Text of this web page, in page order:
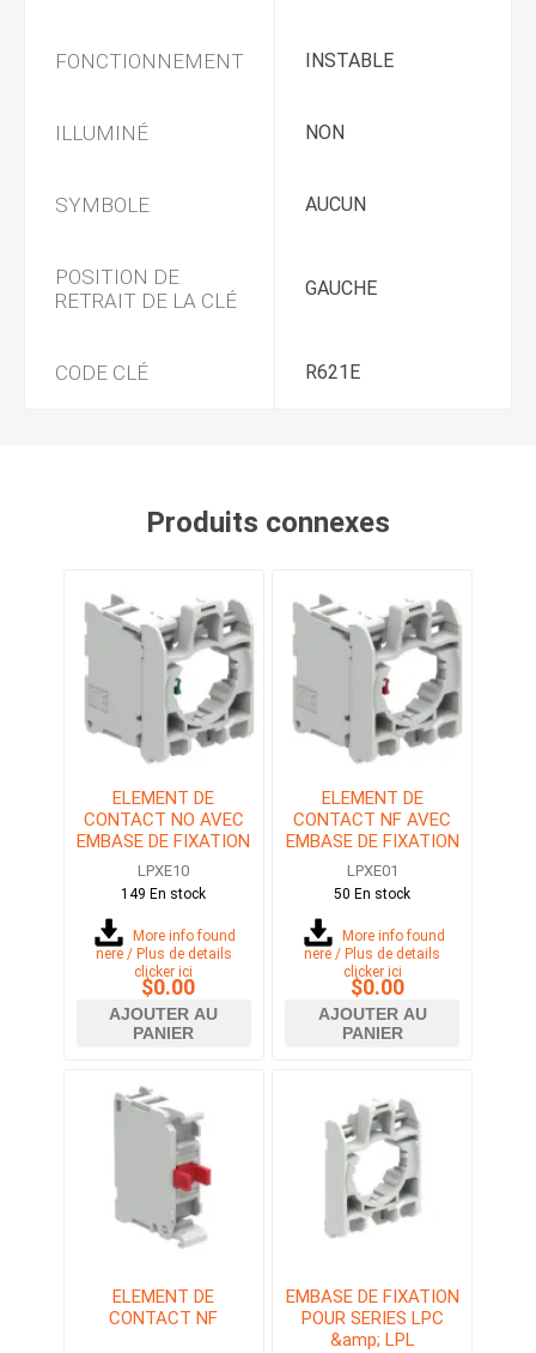
FONCTIONNEMENT INSTABLE
ILLUMINÉ NON
SYMBOLE AUCUN
POSITION DE
RETRAIT DE LA CLÉ
GAUCHE
CODE CLÉ R621E
Produits connexes
ELEMENT DE
CONTACT NO AVEC
EMBASE DE FIXATION
POUR SERIES LPC
LPXE10
149 En stock
More info found
here / Plus de details
clicker ici
$0.00
AJOUTER AU
PANIER
ELEMENT DE
CONTACT NF AVEC
EMBASE DE FIXATION
POUR SERIES LPC
LPXE01
50 En stock
More info found
here / Plus de details
clicker ici
$0.00
AJOUTER AU
PANIER
ELEMENT DE
CONTACT NF
EMBASE DE FIXATION
POUR SERIES LPC
&amp; LPL